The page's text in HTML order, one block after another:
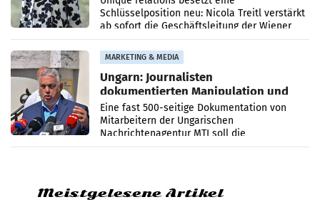
Schlüsselposition neu: Nicola Treitl verstärkt
ab sofort die Geschäftsleitung der Wiener
PR-Agentur an der Seite von Josef Kalina und
Anna Kalina-Mahr.
MARKETING & MEDIA
Ungarn: Journalisten
dokumentierten Manipulation und
Zensur
Eine fast 500-seitige Dokumentation von
Mitarbeitern der Ungarischen
Nachrichtenagentur MTI soll die
systematische Nachrichten-Manipulation und
Meistgelesene Artikel